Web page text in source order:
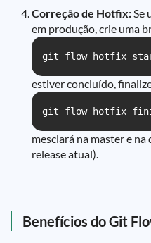
Correção de Hotfix:Se
em produção, crie uma
git flow hotfix start
estiver concluído,
git flow hotfix
mesclará na master e
release atual).
Benefícios do Git